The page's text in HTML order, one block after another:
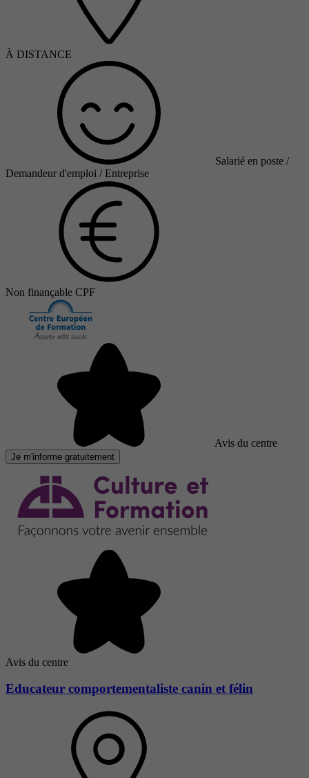
À DISTANCE
Salarié en poste /
Demandeur d'emploi / Entreprise
Non finançable CPF
Avis du centre
Je m'informe gratuitement
Avis du centre
Educateur comportementaliste canin et félin